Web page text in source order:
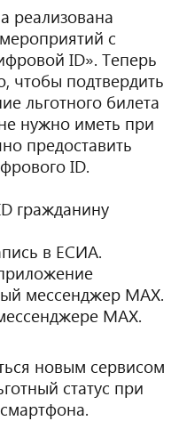
реализована
с
ID». Теперь
чтобы подтвердить
льготного билета
нужно иметь при
предоставить
ID.
гражданину
в ЕСИА.
мессенджер МАХ.
МАХ.
новым сервисом
статус при